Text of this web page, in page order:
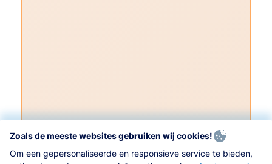
Zoals de meeste websites gebruiken wij cookies!
Om een gepersonaliseerde en responsieve service te bieden,